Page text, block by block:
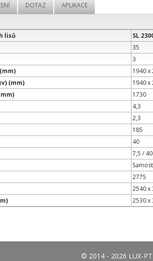
DOTAZ APLIKACE
lisů
SL
35
3
1940 x
(mm)
1940 x
1730
4,3
2,3
185
40
7,5 /
2775
2540 x
2530 x
© 2014 - 2026 LUX-